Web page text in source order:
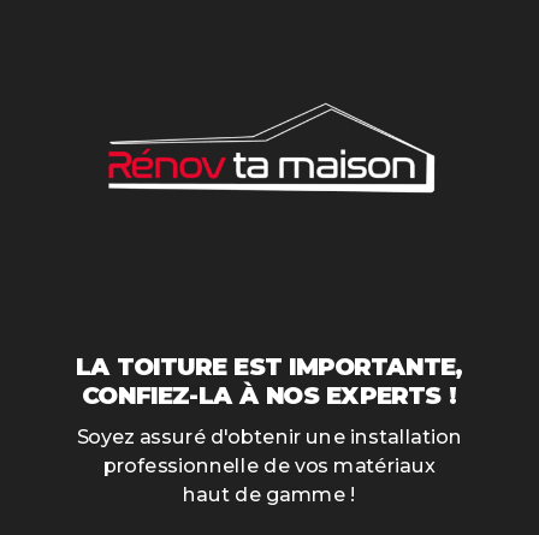
LA TOITURE EST IMPORTANTE,
CONFIEZ-LA À NOS EXPERTS !
Soyez assuré d'obtenir une installation
professionnelle de vos matériaux
haut de gamme !